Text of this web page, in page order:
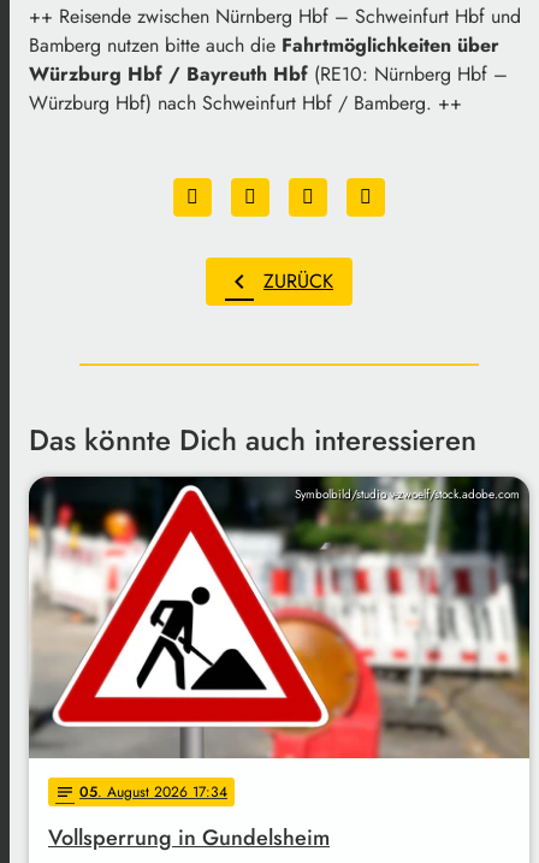
++ Reisende zwischen Nürnberg Hbf – Schweinfurt Hbf und
Bamberg nutzen bitte auch die Fahrtmöglichkeiten über
Würzburg Hbf / Bayreuth Hbf (RE10: Nürnberg Hbf –
Würzburg Hbf) nach Schweinfurt Hbf / Bamberg. ++
chevron_left ZURÜCK
Das könnte Dich auch interessieren
Symbolbild/studio v-zwoelf/stock.adobe.com
notes 05. August 2026 17:34
Vollsperrung in Gundelsheim